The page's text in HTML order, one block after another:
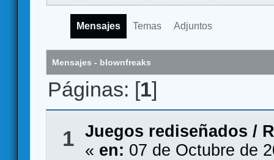
Mensajes Temas Adjuntos
Mensajes - blownfreaks
Páginas: [1]
1 Juegos rediseñados /
« en: 07 de Octubre de